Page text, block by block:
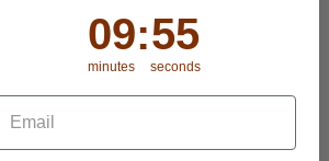
Countdown ends in:
9
09
minutes
: 54
54
seconds